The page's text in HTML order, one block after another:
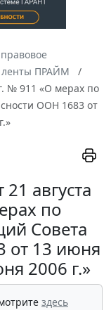
ленты ПРАЙМ
№ 911 «О мерах по
ООН 1683 от
августа
по
Совета
от 13 июня
2006 г.»
здесь